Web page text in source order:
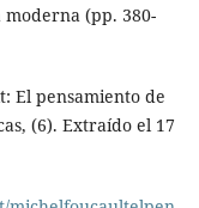
(pp. 380-
El pensamiento de
(6). Extraído el 17